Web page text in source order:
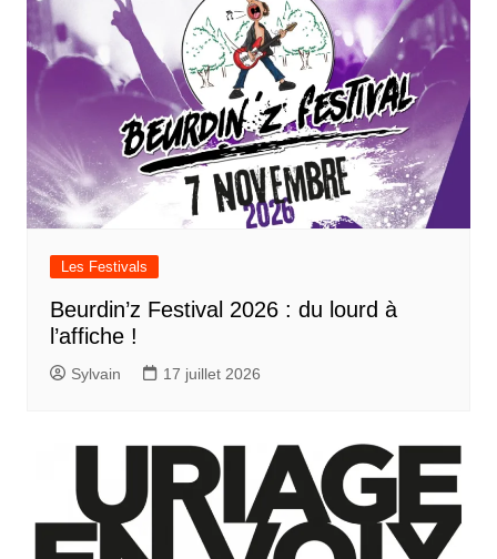
Les Festivals
Beurdin’z Festival 2026 : du lourd à
l’affiche !
Sylvain 17 juillet 2026